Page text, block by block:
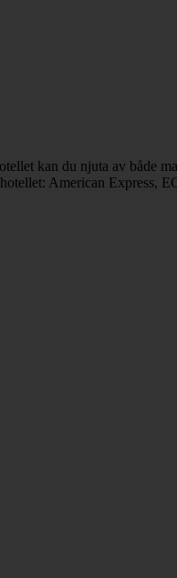
kan du njuta av både
American Express,